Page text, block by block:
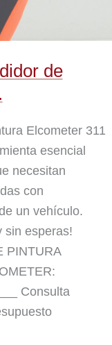
de
Elcometer 311
esencial
necesitan
con
un vehículo.
sin esperas!
PINTURA
Consulta